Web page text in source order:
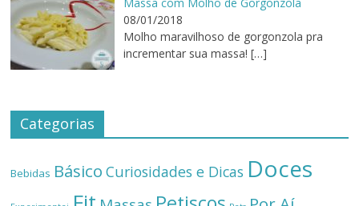
08/01/2018
Molho maravilhoso de gorgonzola pra
incrementar sua massa! […]
Categorias
Bebidas Básico Curiosidades e Dicas Doces